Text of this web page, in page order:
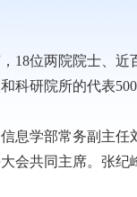
18位两院院士、
科研院所的代表500
息学部常务副主
会共同主席。张